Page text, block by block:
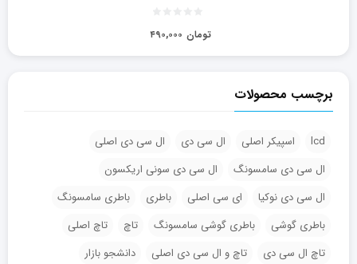
۴۹۰,۰۰۰ تومان
برچسب محصولات
lcd اسپیکر اصلی ال سی دی
ال سی دی اصلی
ال سی دی سامسونگ
ال سی دی سونی اریکسون
ال سی دی نوکیا
ای سی اصلی باطری
باطری سامسونگ
باطری گوشی
باطری گوشی سامسونگ تاچ
تاچ اصلی
تاچ ال سی دی
تاچ و ال سی دی اصلی
دانشجو بازار